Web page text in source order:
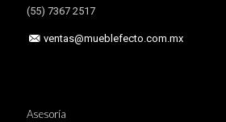
(55) 7367 2517
ventas@mueblefecto.com.mx
Asesoría